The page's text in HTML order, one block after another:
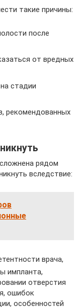
такие причины:
после
от вредных
стадии
рекомендованных
рядом
вследствие:
врача,
импланта,
отверстия
ошибок
особенностей